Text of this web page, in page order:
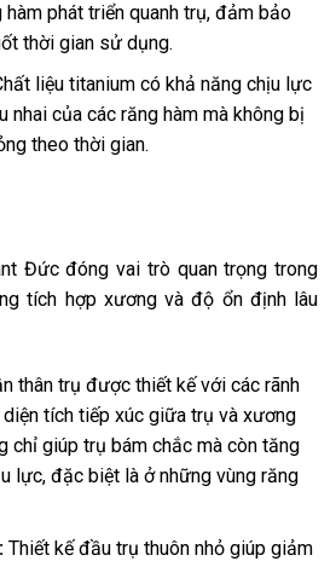
phát triển quanh trụ, đảm bảo
thời gian sử dụng.
liệu titanium có khả năng chịu lực
nhai của các răng hàm mà không bị
theo thời gian.
Đức đóng vai trò quan trọng trong
tích hợp xương và độ ổn định lâu
thân trụ được thiết kế với các rãnh
tích tiếp xúc giữa trụ và xương
chỉ giúp trụ bám chắc mà còn tăng
lực, đặc biệt là ở những vùng răng
Thiết kế đầu trụ thuôn nhỏ giúp giảm